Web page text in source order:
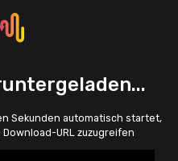
Sekunden automatisch startet,
URL zuzugreifen